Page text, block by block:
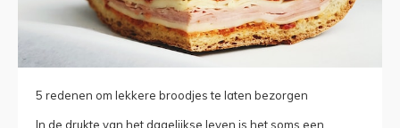
5 redenen om lekkere broodjes te laten bezorgen
In de drukte van het dagelijkse leven is het soms een